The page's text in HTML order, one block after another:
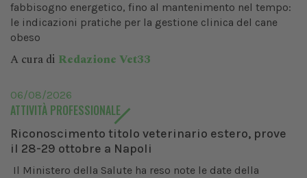
fabbisogno energetico, fino al mantenimento nel tempo:
le indicazioni pratiche per la gestione clinica del cane
obeso
A cura di Redazione Vet33
06/08/2026
ATTIVITÀ PROFESSIONALE
Riconoscimento titolo veterinario estero, prove
il 28-29 ottobre a Napoli
Il Ministero della Salute ha reso note le date della